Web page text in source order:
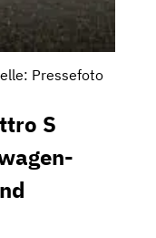
Pressefoto
S